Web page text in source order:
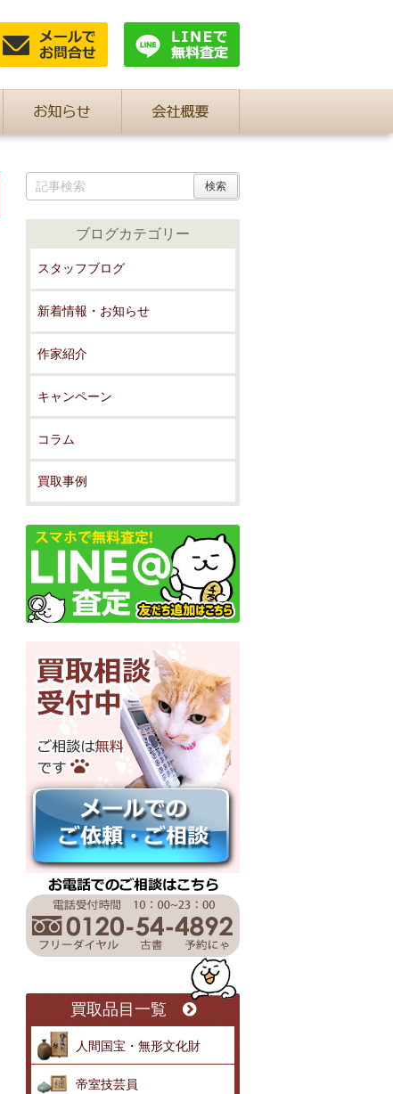
ブログカテゴリー
スタッフブログ
新着情報・お知らせ
作家紹介
キャンペーン
コラム
買取事例
買取品目一覧
人間国宝・無形文化財
帝室技芸員